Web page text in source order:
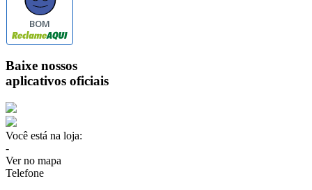
BOM
Baixe nossos
aplicativos oficiais
Você está na loja:
-
Ver no mapa
Telefone